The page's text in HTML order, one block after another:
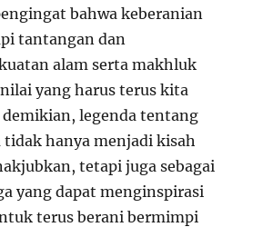
bahwa keberanian
tantangan dan
alam serta makhluk
yang harus terus kita
demikian, legenda tentang
hanya menjadi kisah
tetapi juga sebagai
yang dapat menginspirasi
terus berani bermimpi